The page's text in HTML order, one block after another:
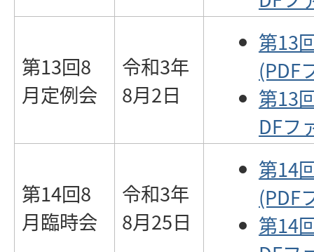
第13回8
月定例会
令和3年
8月2日
第13
(PDF
第13
DFフ
第14回8
月臨時会
令和3年
8月25日
第14
(PDF
第14